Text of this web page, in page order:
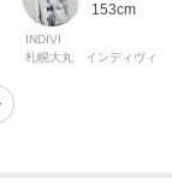
153cm
INDIVI
札幌大丸 インディヴィ